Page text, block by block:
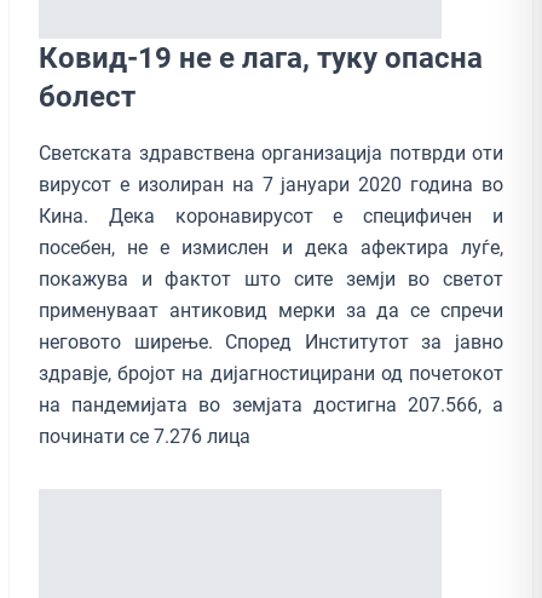
Ковид-19 не е лага, туку опасна
болест
Светската здравствена организација потврди оти
вирусот е изолиран на 7 јануари 2020 година во
Кина. Дека коронавирусот е специфичен и
посебен, не е измислен и дека афектира луѓе,
покажува и фактот што сите земји во светот
применуваат антиковид мерки за да се спречи
неговото ширење. Според Институтот за јавно
здравје, бројот на дијагностицирани од почетокот
на пандемијата во земјата достигна 207.566, а
починати се 7.276 лица